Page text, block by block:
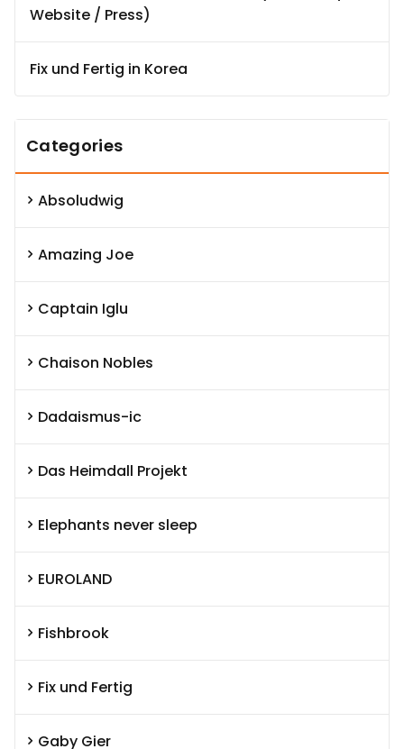
Website / Press)
Fix und Fertig in Korea
Categories
Absoludwig
Amazing Joe
Captain Iglu
Chaison Nobles
Dadaismus-ic
Das Heimdall Projekt
Elephants never sleep
EUROLAND
Fishbrook
Fix und Fertig
Gaby Gier